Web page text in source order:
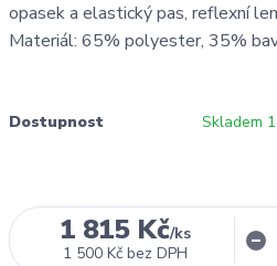
opasek a elastický pas, reflexní
Materiál: 65% polyester, 35%
Dostupnost Skladem
1 815 Kč/ks
1 500 Kč bez DPH